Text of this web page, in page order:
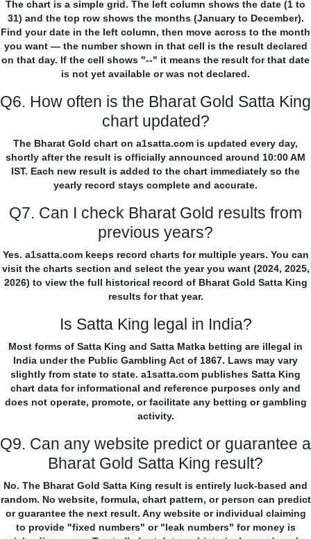
The chart is a simple grid. The left column shows the date (1 to
31) and the top row shows the months (January to December).
Find your date in the left column, then move across to the month
you want — the number shown in that cell is the result declared
on that day. If the cell shows "--" it means the result for that date
is not yet available or was not declared.
Q6. How often is the Bharat Gold Satta King
chart updated?
The Bharat Gold chart on a1satta.com is updated every day,
shortly after the result is officially announced around 10:00 AM
IST. Each new result is added to the chart immediately so the
yearly record stays complete and accurate.
Q7. Can I check Bharat Gold results from
previous years?
Yes. a1satta.com keeps record charts for multiple years. You can
visit the charts section and select the year you want (2024, 2025,
2026) to view the full historical record of Bharat Gold Satta King
results for that year.
Is Satta King legal in India?
Most forms of Satta King and Satta Matka betting are illegal in
India under the Public Gambling Act of 1867. Laws may vary
slightly from state to state. a1satta.com publishes Satta King
chart data for informational and reference purposes only and
does not operate, promote, or facilitate any betting or gambling
activity.
Q9. Can any website predict or guarantee a
Bharat Gold Satta King result?
No. The Bharat Gold Satta King result is entirely luck-based and
random. No website, formula, chart pattern, or person can predict
or guarantee the next result. Any website or individual claiming
to provide "fixed numbers" or "leak numbers" for money is